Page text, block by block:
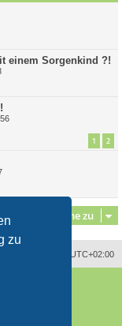
zu
einem Sorgenkind ?!
1 2
Gehe zu
UTC+02:00